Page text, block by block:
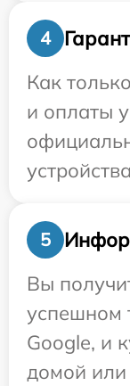
4
Как
и оплаты
5
Вы
успешном
Google, и
домой